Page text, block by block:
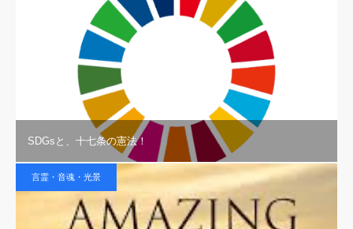
SDGsと、十七条の憲法！
言霊・音魂・光景